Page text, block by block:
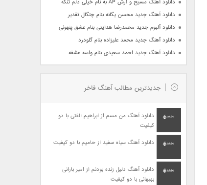
دانلود آهنگ مسیح و آرش AP به نام خیلی دلم تنگه
دانلود آهنگ جدید محسن یگانه بنام چنگال تقدیر
دانلود آلبوم جدید محمدرضا هدایتی بنام عشق پنهونی
دانلود آهنگ جدید محمد علیزاده بنام گلودرد
دانلود آهنگ جدید احمد سعیدی بنام واسه عشقه
جدیدترین مطالب آهنگ فاخر
دانلود آهنگ من مسم از ابراهیم الفتی با دو
کیفیت
دانلود آهنگ سیاه سفید از حامیم با دو کیفیت
دانلود آهنگ دلیل زنده بودنم از امیر بارانی
بهبهانی با دو کیفیت